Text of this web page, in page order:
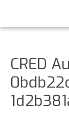
CRED